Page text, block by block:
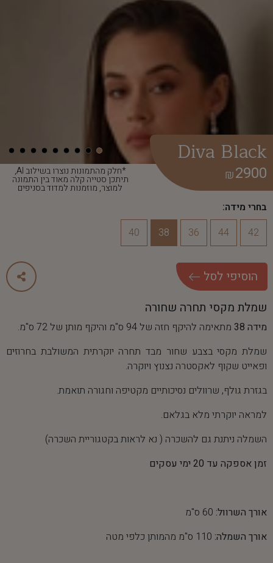
*חלק מהתמונות נוצרו בשילוב AI,
תיתכן סטייה קלה מאוד בין התמונה
למוצר, מוזמנות למדוד בסניפים
Diva Black
2900
₪
בחרי מידה:
42
44
36
38
40
הוסיפי לסל
שמלת מקסי תחרה שחורה
מידה 38
מתאימה להיקף חזה של 94 ס"מ והיקף מותן של 72 ס"מ.
שמלת מקסי בצבע שחור מבד תחרה יוקרתית המשולבת בחרוזים
ופאייט שקוף לאקסטרה נצנוץ ויוקרה.
בגזרת גולף, שרוולים נסיכותיים מקטיפה וחגורה תואמת.
למראה יוקרתי מלא בגלאם.
השמלה ניתנת גם להשכרה ( נא לראות בקטגוריית השכרה)
זמן אספקה עד 20 ימי עסקים
אורך השרוול: 60 ס"מ
אורך השמלה: